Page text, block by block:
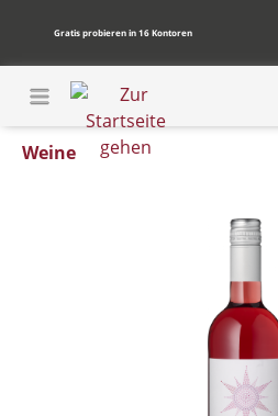
Gratis probieren in 16 Kontoren
Weine